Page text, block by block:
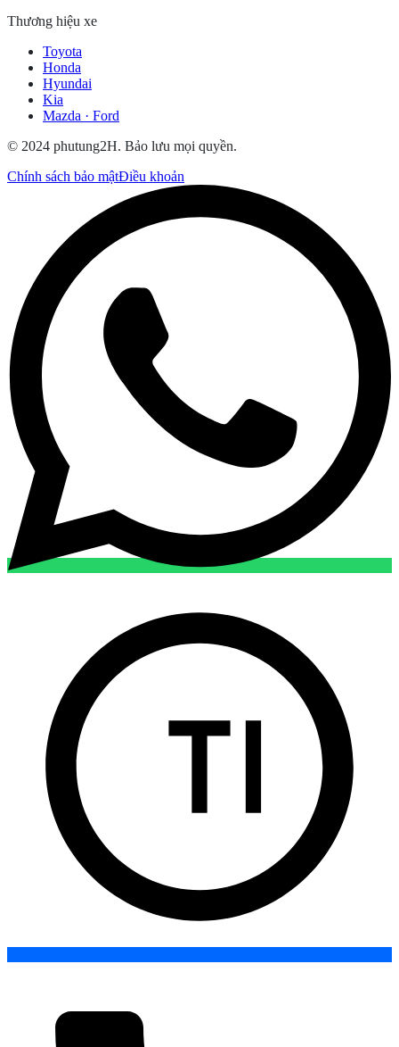
Thương hiệu xe
Toyota
Honda
Hyundai
Kia
Mazda · Ford
© 2024 phutung2H. Bảo lưu mọi quyền.
Chính sách bảo mậtĐiều khoản